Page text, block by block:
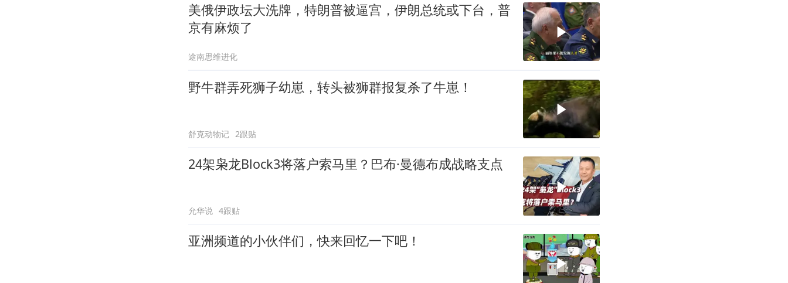
美俄伊政坛大洗牌，特朗普被逼宫，伊朗总统或下台，普
京有麻烦了
途南思维进化
野牛群弄死狮子幼崽，转头被狮群报复杀了牛崽！
舒克动物记 2跟贴
24架枭龙Block3将落户索马里？巴布·曼德布成战略支点
允华说 4跟贴
亚洲频道的小伙伴们，快来回忆一下吧！